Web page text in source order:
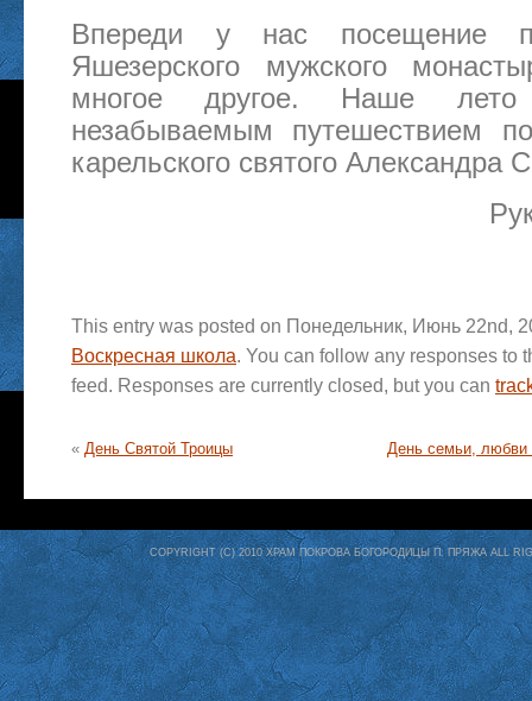
Впереди у нас посещение
Яшезерского мужского
многое другое. Наше лето
незабываемым путешествием
карельского святого Александра
This entry was posted on Понедельник, Июнь 22nd,
Воскресная школа. You can follow any responses to
feed. Responses are currently closed, but you can
« День Святой Троицы День семьи, любви
COPYRIGHT (C) 2010 ХРАМ ПОКРОВА БОГОРОДИЦЫ П. ПРЯЖА ALL